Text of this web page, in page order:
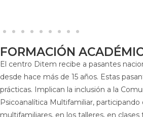
FORMACIÓN
El centro Ditem recibe a pasantes
desde hace más de 15 años. Estas
prácticas. Implican la inclusión a la
Psicoanalítica Multifamiliar, participando
multifamiliares, en los talleres, en